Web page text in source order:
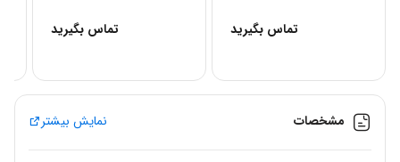
تماس بگیرید تماس بگیرید
مشخصات نمایش بیشتر